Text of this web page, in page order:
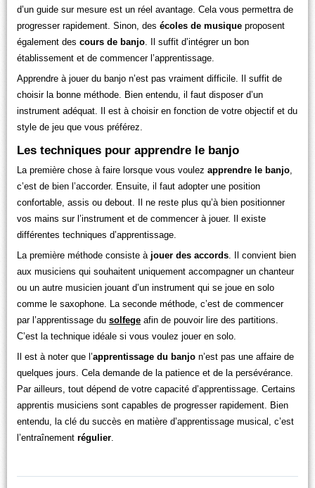
d’un guide sur mesure est un réel avantage. Cela vous permettra de
progresser rapidement. Sinon, desécoles de musique proposent
également descours de banjo. Il suffit d’intégrer un bon
établissement et de commencer l’apprentissage.
Apprendre à jouer du banjo n’est pas vraiment difficile. Il suffit de
choisir la bonne méthode. Bien entendu, il faut disposer d’un
instrument adéquat. Il est à choisir en fonction de votre objectif et du
style de jeu que vous préférez.
Les techniques pour apprendre le banjo
La première chose à faire lorsque vous voulezapprendre le banjo,
c’est de bien l’accorder. Ensuite, il faut adopter une position
confortable, assis ou debout. Il ne reste plus qu’à bien positionner
vos mains sur l’instrument et de commencer à jouer. Il existe
différentes techniques d’apprentissage.
La première méthode consiste à jouer des accords. Il convient bien
aux musiciens qui souhaitent uniquement accompagner un chanteur
ou un autre musicien jouant d’un instrument qui se joue en solo
comme le saxophone. La seconde méthode, c’est de commencer
par l’apprentissage dusolfege afin de pouvoir lire des partitions.
C’est la technique idéale si vous voulez jouer en solo.
Il est à noter que l’apprentissage du banjon’est pas une affaire de
quelques jours. Cela demande de la patience et de la persévérance.
Par ailleurs, tout dépend de votre capacité d’apprentissage. Certains
apprentis musiciens sont capables de progresser rapidement. Bien
entendu, la clé du succès en matière d’apprentissage musical, c’est
l’entraînementrégulier.